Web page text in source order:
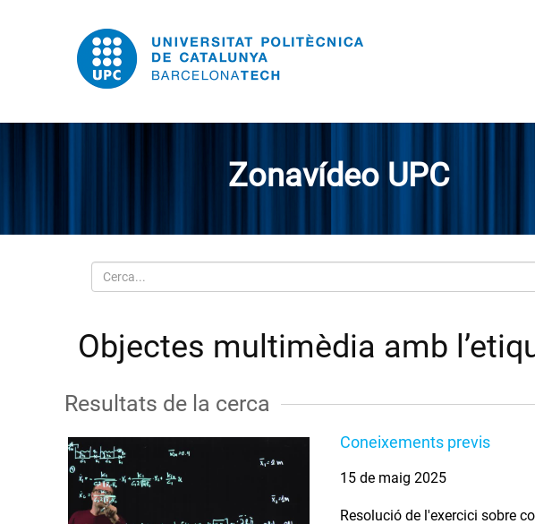
Zonavídeo UPC
Cerca
Objectes multimèdia amb
Resultats de la cerca
Coneixements previs
15 de maig 2025
Resolució de l'exercici sobre